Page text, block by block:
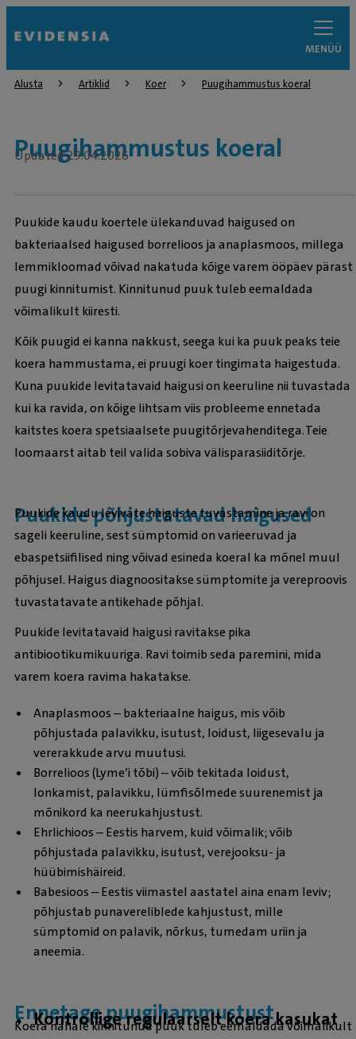
MENÜÜ
Alusta Artiklid Koer Puugihammustus koeral
Puugihammustus koeral
Updated 29.04.2026
Puukide kaudu koertele ülekanduvad haigused on
bakteriaalsed haigused borrelioos ja anaplasmoos, millega
lemmikloomad võivad nakatuda kõige varem ööpäev pärast
puugi kinnitumist. Kinnitunud puuk tuleb eemaldada
võimalikult kiiresti.
Kõik puugid ei kanna nakkust, seega kui ka puuk peaks teie
koera hammustama, ei pruugi koer tingimata haigestuda.
Kuna puukide levitatavaid haigusi on keeruline nii tuvastada
kui ka ravida, on kõige lihtsam viis probleeme ennetada
kaitstes koera spetsiaalsete puugitõrjevahenditega. Teie
loomaarst aitab teil valida sobiva välisparasiiditõrje.
Puukide põhjustatavad haigused
Puukide kaudu levivate haiguste tuvastamine ja ravi on
sageli keeruline, sest sümptomid on varieeruvad ja
ebaspetsiifilised ning võivad esineda koeral ka mõnel muul
põhjusel. Haigus diagnoositakse sümptomite ja vereproovis
tuvastatavate antikehade põhjal.
Puukide levitatavaid haigusi ravitakse pika
antibiootikumikuuriga. Ravi toimib seda paremini, mida
varem koera ravima hakatakse.
Anaplasmoos – bakteriaalne haigus, mis võib
põhjustada palavikku, isutust, loidust, liigesevalu ja
vererakkude arvu muutusi.
Borrelioos (Lyme’i tõbi) – võib tekitada loidust,
lonkamist, palavikku, lümfisõlmede suurenemist ja
mõnikord ka neerukahjustust.
Ehrlichioos – Eestis harvem, kuid võimalik; võib
põhjustada palavikku, isutust, verejooksu- ja
hüübimishäireid.
Babesioos – Eestis viimastel aastatel aina enam leviv;
põhjustab punavereliblede kahjustust, mille
sümptomid on palavik, nõrkus, tumedam uriin ja
aneemia.
Ennetage puugihammustust
Kontrollige regulaarselt koera kasukat
Koera nahale kinnitunud puuk tuleb eemaldada võimalikult